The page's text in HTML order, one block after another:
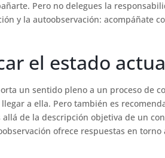
Pero no delegues la
y la autoobservación: acompáñate
el estado
un sentido pleno a un proceso de
a ella. Pero también es
de la descripción objetiva de un
ofrece respuestas en